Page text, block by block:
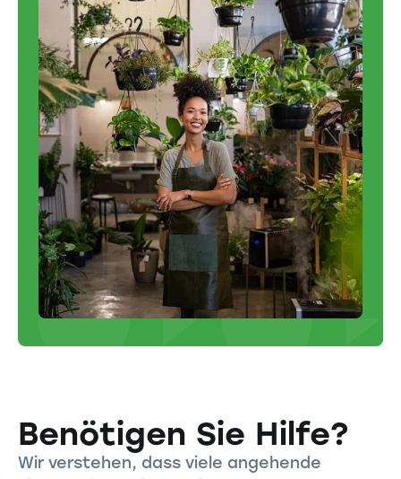
Benötigen Sie Hilfe?
Wir verstehen, dass viele angehende